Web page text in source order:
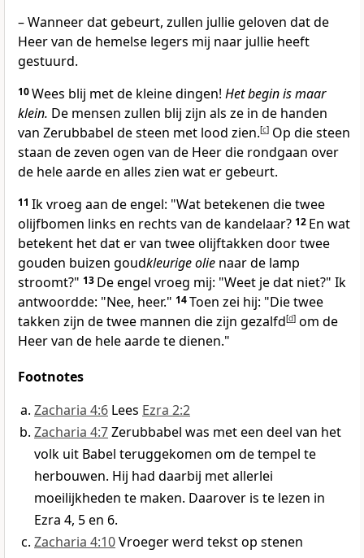
– Wanneer dat gebeurt, zullen jullie geloven dat de
Heer van de hemelse legers mij naar jullie heeft
gestuurd.
10Wees blij met de kleine dingen! Het begin is maar
klein. De mensen zullen blij zijn als ze in de handen
van Zerubbabel de steen met lood zien.[c] Op die steen
staan de zeven ogen van de Heer die rondgaan over
de hele aarde en alles zien wat er gebeurt.
11 Ik vroeg aan de engel: "Wat betekenen die twee
olijfbomen links en rechts van de kandelaar? 12 En wat
betekent het dat er van twee olijftakken door twee
gouden buizen goudkleurige olie naar de lamp
stroomt?" 13 De engel vroeg mij: "Weet je dat niet?" Ik
antwoordde: "Nee, heer." 14Toen zei hij: "Die twee
takken zijn de twee mannen die zijn gezalfd[d] om de
Heer van de hele aarde te dienen."
Footnotes
Zacharia 4:6 Lees Ezra 2:2
Zacharia 4:7Zerubbabel was met een deel van het
volk uit Babel teruggekomen om de tempel te
herbouwen. Hij had daarbij met allerlei
moeilijkheden te maken. Daarover is te lezen in
Ezra 4, 5 en 6.
Zacharia 4:10Vroeger werd tekst op stenen